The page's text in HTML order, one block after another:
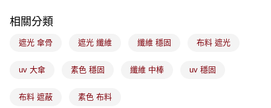
4.訂單成立30分鐘內，如未前往確認交易或遇審核未通過，訂單將自動取
消。如遇「轉專審核」未通過狀況，表示未達大哥付你分期系統評分，恕無
【繳款方式說明】
醒簡訊。
每筆NT$100，滿NT$899(含以上)免運費
付款後全家取貨
每筆NT$100，滿NT$899(含以上)免運費
相關分類
遮光 傘骨 遮光 纖維 纖維 穩固 布料 遮光
uv 大傘 素色 穩固 纖維 中棒 uv 穩固
布料 遮蔽 素色 布料